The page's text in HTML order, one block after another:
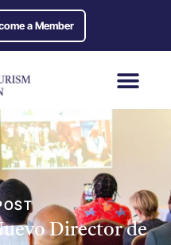
a Member
Director de